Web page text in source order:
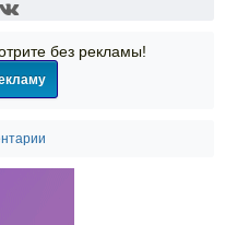
без рекламы!